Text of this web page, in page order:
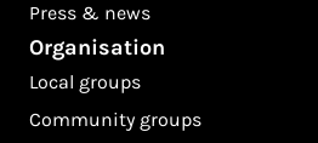
Press & news
Organisation
Local groups
Community groups